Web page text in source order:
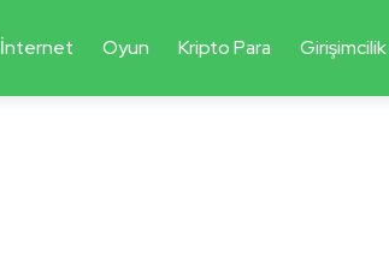
İnternet Oyun Kripto Para Girişimcilik